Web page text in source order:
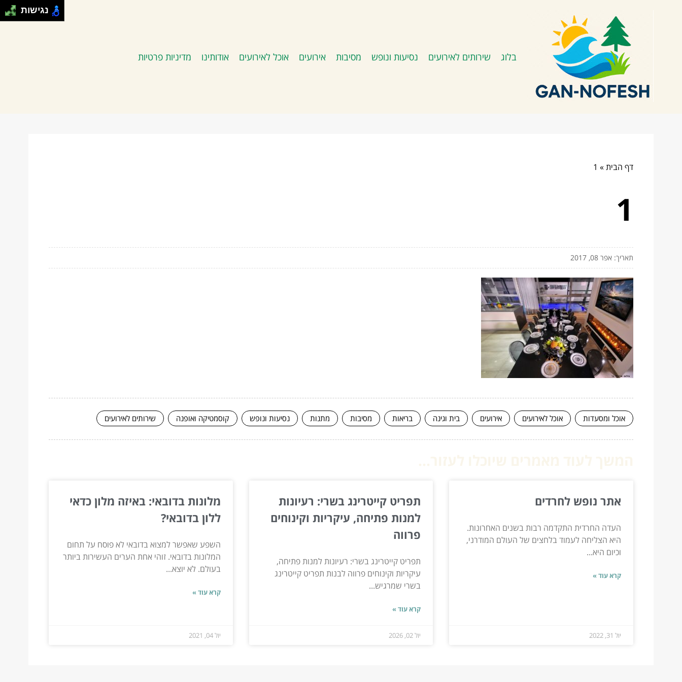
בלוג שירותים לאירועים נסיעות ונופש מסיבות אירועים אוכל לאירועים אודותינו מדיניות פרטיות
דף הבית»
1
1
תאריך: אפר 08, 2017
אוכל ומסעדות אוכל לאירועים אירועים בית וגינה בריאות מסיבות מתנות נסיעות ונופש קוסמטיקה ואופנה שירותים לאירועים
אתר נופש לחרדים
העדה החרדית התקדמה רבות בשנים האחרונות.
היא הצליחה לעמוד בלחצים של העולם המודרני,
וכיום היא...
קרא עוד »
יול 31, 2022
תפריט קייטרינג בשרי: רעיונות
למנות פתיחה, עיקריות וקינוחים
פרווה
תפריט קייטרינג בשרי: רעיונות למנות פתיחה,
עיקריות וקינוחים פרווה לבנות תפריט קייטרינג
בשרי שמרגיש...
קרא עוד »
יול 02, 2026
מלונות בדובאי: באיזה מלון כדאי
ללון בדובאי?
השפע שאפשר למצוא בדובאי לא פוסח על תחום
המלונות בדובאי. זוהי אחת הערים העשירות ביותר
בעולם. לא יוצא...
קרא עוד »
יול 04, 2021
נגישות